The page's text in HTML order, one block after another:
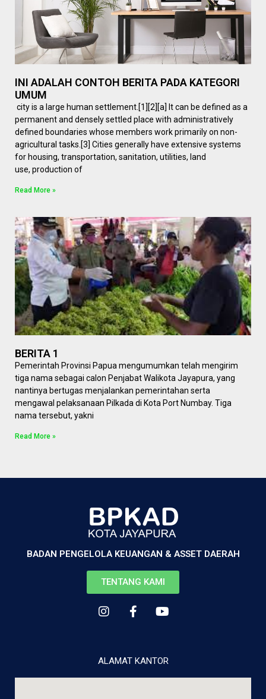
INI ADALAH CONTOH BERITA PADA KATEGORI
UMUM
city is a large human settlement.[1][2][a] It can be defined as a
permanent and densely settled place with administratively
defined boundaries whose members work primarily on non-
agricultural tasks.[3] Cities generally have extensive systems
for housing, transportation, sanitation, utilities, land
use, production of
Read More »
BERITA 1
Pemerintah Provinsi Papua mengumumkan telah mengirim
tiga nama sebagai calon Penjabat Walikota Jayapura, yang
nantinya bertugas menjalankan pemerintahan serta
mengawal pelaksanaan Pilkada di Kota Port Numbay. Tiga
nama tersebut, yakni
Read More »
BADAN PENGELOLA KEUANGAN & ASSET DAERAH
TENTANG KAMI
ALAMAT KANTOR